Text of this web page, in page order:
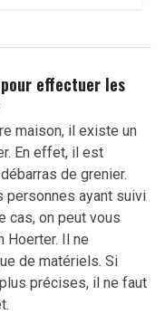
effectuer les
maison, il existe un
En effet, il est
de grenier.
personnes ayant suivi
cas, on peut vous
Hoerter. Il ne
de matériels. Si
précises, il ne faut